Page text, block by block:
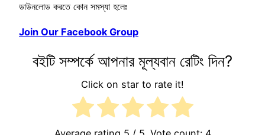
ডাউনলোড করতে কোন সমস্যা হলেঃ
Join Our Facebook Group
বইটি সম্পর্কে আপনার মূল্যবান রেটিং দিন?
Click on star to rate it!